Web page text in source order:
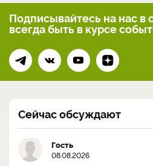
Подписывайтесь на нас в
всегдабыть в курсе
Сейчас обсуждают
Гость
08.08.2026